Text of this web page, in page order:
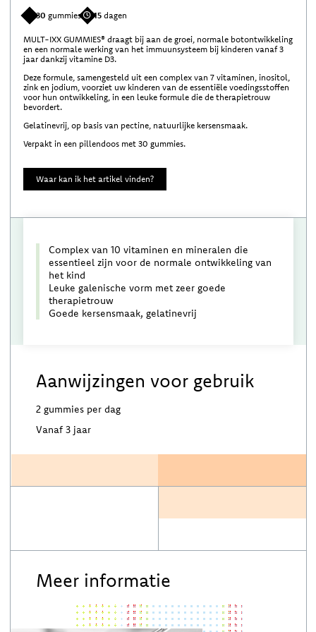
30 gummies 15dagen
MULT-IXX GUMMIES® draagt bij aan de groei, normale botontwikkeling
en een normale werking van het immuunsysteem bij kinderen vanaf 3
jaar dankzij vitamine D3.
Deze formule, samengesteld uit een complex van 7 vitaminen, inositol,
zink en jodium, voorziet uw kinderen van de essentiële voedingsstoffen
voor hun ontwikkeling, in een leuke formule die de therapietrouw
bevordert.
Gelatinevrij, op basis van pectine, natuurlijke kersensmaak.
Verpakt in een pillendoos met 30 gummies.
Waar kan ik het artikel vinden?
Complex van 10 vitaminen en mineralen die
essentieel zijn voor de normale ontwikkeling van
het kind
Leuke galenische vorm met zeer goede
therapietrouw
Goede kersensmaak, gelatinevrij
Aanwijzingen voor gebruik
2 gummies per dag
Vanaf 3 jaar
Meer informatie